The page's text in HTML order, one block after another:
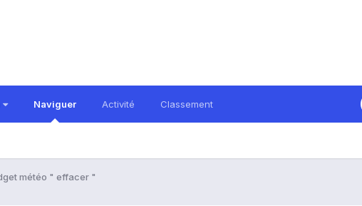
Naviguer Activité Classement
météo " effacer "